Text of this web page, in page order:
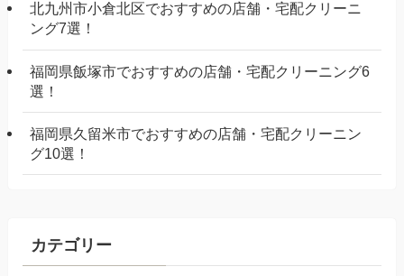
北九州市小倉北区でおすすめの店舗・宅配クリーニ
ング7選！
福岡県飯塚市でおすすめの店舗・宅配クリーニング6
選！
福岡県久留米市でおすすめの店舗・宅配クリーニン
グ10選！
カテゴリー